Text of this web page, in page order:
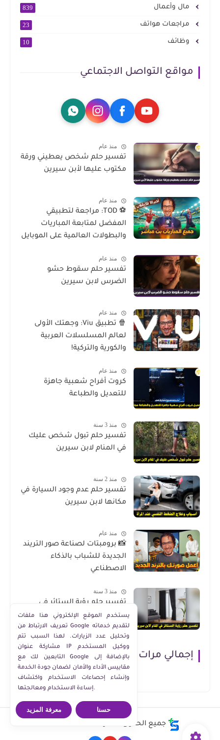
مال وأعمال 839
مراجعات هواتف 23
وظائف 10
مواقع التواصل الاجتماعي
منذ عام
تفسير حلم شخص يعطيني ورقة
مكتوب عليها لأبن سيرين
منذ عام
⚽ TOD: مراجعة لتطبيقي
المفضل لمتابعة المباريات
والبطولات العالمية على الموبايل
منذ عام
تفسير حلم سقوط حشو
الضرس لابن سيرين
منذ عام
🍿 تطبيق Viu: وجهتك الأولى
لعالم المسلسلات العربية
والكورية والتركية!
منذ عام
كروت أفراح شعبية جاهزة
للتعديل والطباعة
منذ 3 سنة
تفسير حلم تبول شخص عليك
في المنام لابن سيرين
منذ 2 سنة
تفسير حلم عدم وجود السيارة في
مكانها لابن سيرين
منذ عام
📸 برومبتات لصناعة صور التريند
الجديدة للشباب بالذكاء
الاصطناعي
منذ 3 سنة
تفسير حلم رؤية الستائر في
المنام لابن سيرين
إجمالي مرات مشاهدة الصفحة
جميع الحقوق محفوظة ©
يستخدم الموقع الإلكتروني هذا ملفات
تعريف الارتباط من Google لتقديم خدماته
وتحليل عدد الزيارات. لهذا السبب تتم
مشاركة عنوان IP ووكيل المستخدم
التابعين لك مع Google بالإضافة إلى
مقاييس الأداء والأمان لضمان جودة الخدمة
وإنشاء إحصاءات الاستخدام واكتشاف
إساءة الاستخدام ومعالجتها.
معرفة المزيد حسنا